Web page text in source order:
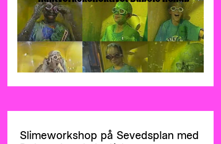
Slimeworkshop på Sevedsplan med